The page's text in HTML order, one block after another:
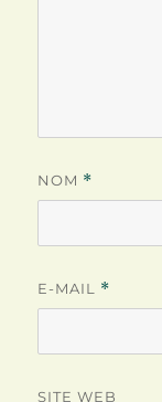
NOM *
E-MAIL *
SITE WEB